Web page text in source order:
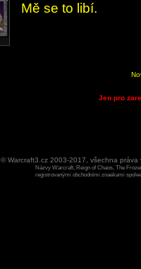
Mě se to libí.
Jen pro
© Warcraft3.cz 2003-2017, všechna
Názvy Warcraft, Reign of Chaos, The
registrovanými obchodními znaekami